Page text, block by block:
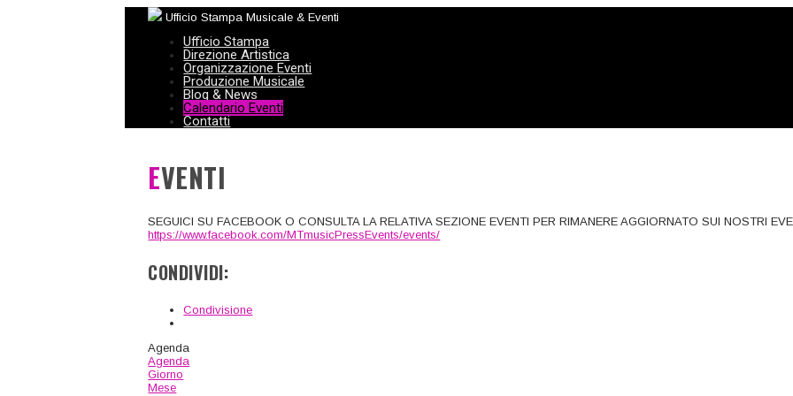
Ufficio Stampa Musicale & Eventi
Ufficio Stampa
Direzione Artistica
Organizzazione Eventi
Produzione Musicale
Blog & News
Calendario Eventi
Contatti
EVENTI
SEGUICI SU FACEBOOK O CONSULTA LA RELATIVA SEZIONE EVENTI PER RIMANERE AGGIORNATO SUI NOSTRI
https://www.facebook.com/MTmusicPressEvents/events/
CONDIVIDI:
Condivisione
Agenda
Agenda
Giorno
Mese